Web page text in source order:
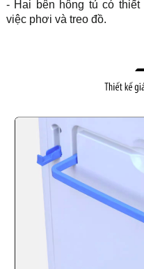
- Hai bên hông tủ có
việc phơi và treo đồ.